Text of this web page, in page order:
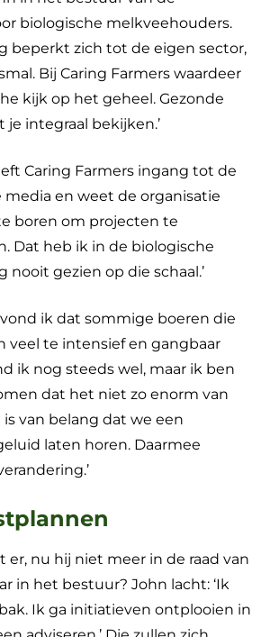
biologische melkveehouders.
beperkt zich tot de eigen sector,
Bij Caring Farmers waardeer
kijk op het geheel. Gezonde
integraal bekijken.’
Caring Farmers ingang tot de
en weet de organisatie
boren om projecten te
Dat heb ik in de biologische
nooit gezien op die schaal.’
vond ik dat sommige boeren die
veel te intensief en gangbaar
ik nog steeds wel, maar ik ben
dat het niet zo enorm van
is van belang dat we een
laten horen. Daarmee
er, nu hij niet meer in de raad van
in het bestuur? John lacht: ‘Ik
Ik ga initiatieven ontplooien in